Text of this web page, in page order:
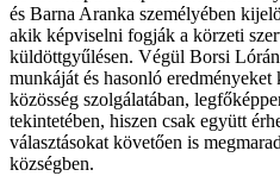
és Barna Aranka személyében
akik képviselni fogják a körzeti
küldöttgyűlésen. Végül Borsi
munkáját és hasonló
közösség szolgálatában,
tekintetében, hiszen csak együtt
választásokat követően is
községben.